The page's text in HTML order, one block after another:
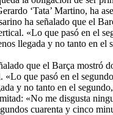
‘Tata’ Martino, ha
ha señalado que el
«Lo que pasó en el
llegada y no tanto en el
que el Barça mostró
que pasó en el
y no tanto en el
«No me disgusta
cuarenta y cinco